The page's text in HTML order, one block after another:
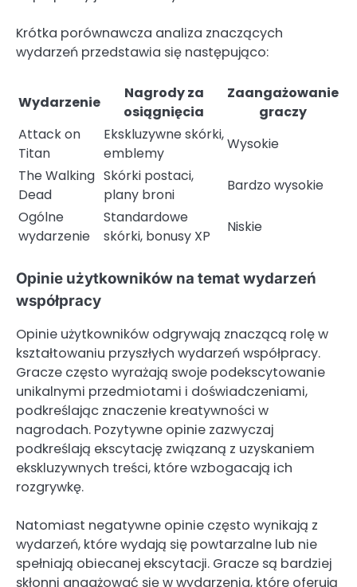
Krótka porównawcza analiza znaczących
wydarzeń przedstawia się następująco:
Wydarzenie
Nagrody za
osiągnięcia
Zaangażowanie
graczy
Attack on
Titan
Ekskluzywne skórki,
emblemy
Wysokie
The Walking
Dead
Skórki postaci,
plany broni
Bardzo wysokie
Ogólne
wydarzenie
Standardowe
skórki, bonusy XP
Niskie
Opinie użytkowników na temat wydarzeń
współpracy
Opinie użytkowników odgrywają znaczącą rolę w
kształtowaniu przyszłych wydarzeń współpracy.
Gracze często wyrażają swoje podekscytowanie
unikalnymi przedmiotami i doświadczeniami,
podkreślając znaczenie kreatywności w
nagrodach. Pozytywne opinie zazwyczaj
podkreślają ekscytację związaną z uzyskaniem
ekskluzywnych treści, które wzbogacają ich
rozgrywkę.
Natomiast negatywne opinie często wynikają z
wydarzeń, które wydają się powtarzalne lub nie
spełniają obiecanej ekscytacji. Gracze są bardziej
skłonni angażować się w wydarzenia, które oferują